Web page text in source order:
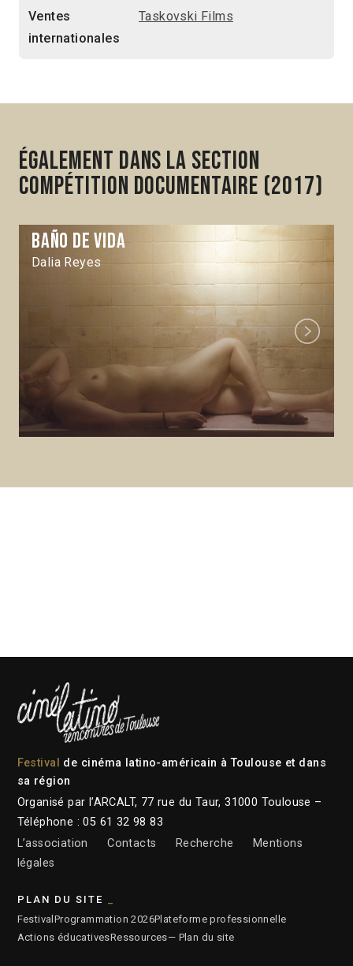
Ventes
internationales
Taskovski Films
Également dans la section
Compétition Documentaire (2017)
Baño de vida
Dalia Reyes
Next
Festival
de cinéma latino-américain à Toulouse et dans
sa région
Organisé par l’ARCALT, 77 rue du Taur, 31000 Toulouse –
Téléphone : 05 61 32 98 83
L’association
Contacts Recherche
Mentions
légales
PLAN DU SITE
Festival Programmation 2026Plateforme professionnelle
Actions éducativesRessources— Plan du site